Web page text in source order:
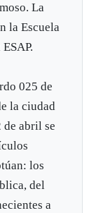
La
la Escuela
025 de
la ciudad
de abril se
los
del
a